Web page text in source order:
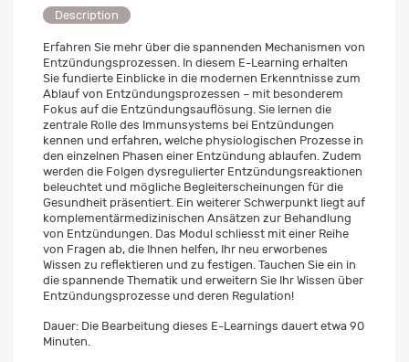
Description
Erfahren Sie mehr über die spannenden Mechanismen von
Entzündungsprozessen. In diesem E-Learning erhalten
Sie fundierte Einblicke in die modernen Erkenntnisse zum
Ablauf von Entzündungsprozessen – mit besonderem
Fokus auf die Entzündungsauflösung. Sie lernen die
zentrale Rolle des Immunsystems bei Entzündungen
kennen und erfahren, welche physiologischen Prozesse in
den einzelnen Phasen einer Entzündung ablaufen. Zudem
werden die Folgen dysregulierter Entzündungsreaktionen
beleuchtet und mögliche Begleiterscheinungen für die
Gesundheit präsentiert. Ein weiterer Schwerpunkt liegt auf
komplementärmedizinischen Ansätzen zur Behandlung
von Entzündungen. Das Modul schliesst mit einer Reihe
von Fragen ab, die Ihnen helfen, Ihr neu erworbenes
Wissen zu reflektieren und zu festigen. Tauchen Sie ein in
die spannende Thematik und erweitern Sie Ihr Wissen über
Entzündungsprozesse und deren Regulation!
Dauer: Die Bearbeitung dieses E-Learnings dauert etwa 90
Minuten.